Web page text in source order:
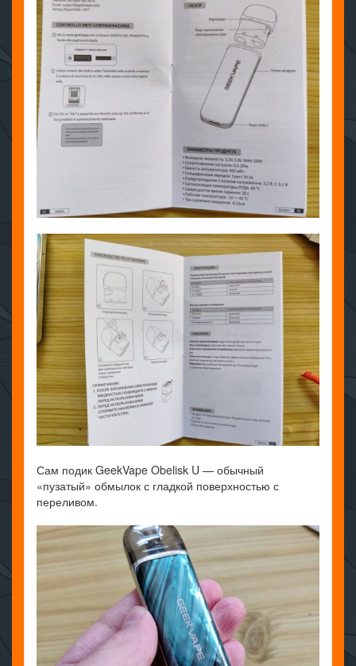
Сам подик GeekVape Obelisk U — обычный
«пузатый» обмылок с гладкой поверхностью с
переливом.